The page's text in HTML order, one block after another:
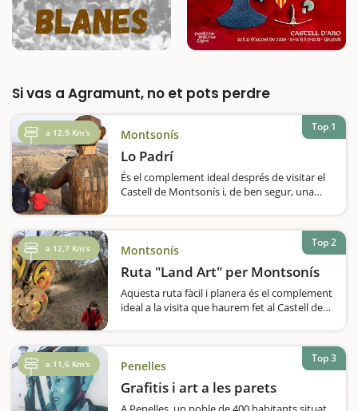
Si vas a Agramunt, no et pots perdre
a 12,9 Km's Montsonís
Lo Padrí
És el complement ideal després de visitar el
Castell de Montsonís i, de ben segur, una
és l'obra 'Lo Padrí' que es troba a Montsonís.
Realment…
Top 1
a 12,7 Km's Montsonís
Ruta "Land Art" per Montsonís
Aquesta ruta fàcil i planera és el complement
ideal a la visita que haurem fet al Castell de
per a famílies, durant el qual…
Top 2
a 11,6 Km's Penelles
Grafitis i art a les parets
Top 3